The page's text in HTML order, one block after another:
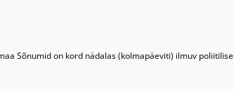
Sõnumid on kord nädalas (kolmapäeviti) ilmuv